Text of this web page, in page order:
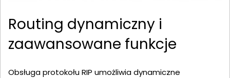
Routing dynamiczny i
zaawansowane funkcje
Obsługa protokołu RIP umożliwia dynamiczne